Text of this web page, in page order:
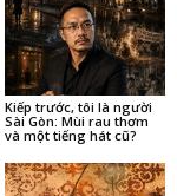
Kiếp trước, tôi là người
Sài Gòn: Mùi rau thơm
và một tiếng hát cũ?